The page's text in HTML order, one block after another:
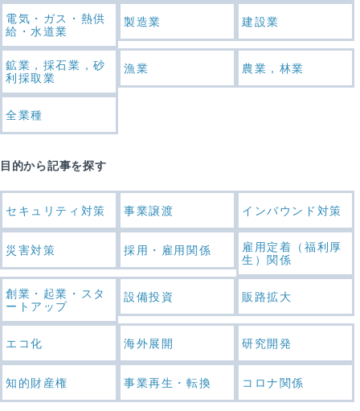
電気・ガス・熱供
給・水道業
製造業 建設業
鉱業，採石業，砂
利採取業
漁業 農業，林業
全業種
目的から記事を探す
セキュリティ対策 事業譲渡 インバウンド対策
災害対策 採用・雇用関係
雇用定着（福利厚
生）関係
創業・起業・スタ
ートアップ
設備投資 販路拡大
エコ化 海外展開 研究開発
知的財産権 事業再生・転換 コロナ関係